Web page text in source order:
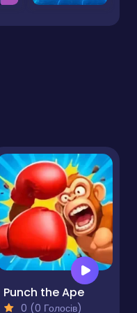
Punch the Ape
0 (0 Голосів)